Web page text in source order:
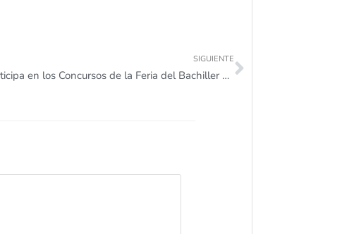
SIGUIENTE
Participa en los Concursos de la Feria del Bachiller Antioquia 2021